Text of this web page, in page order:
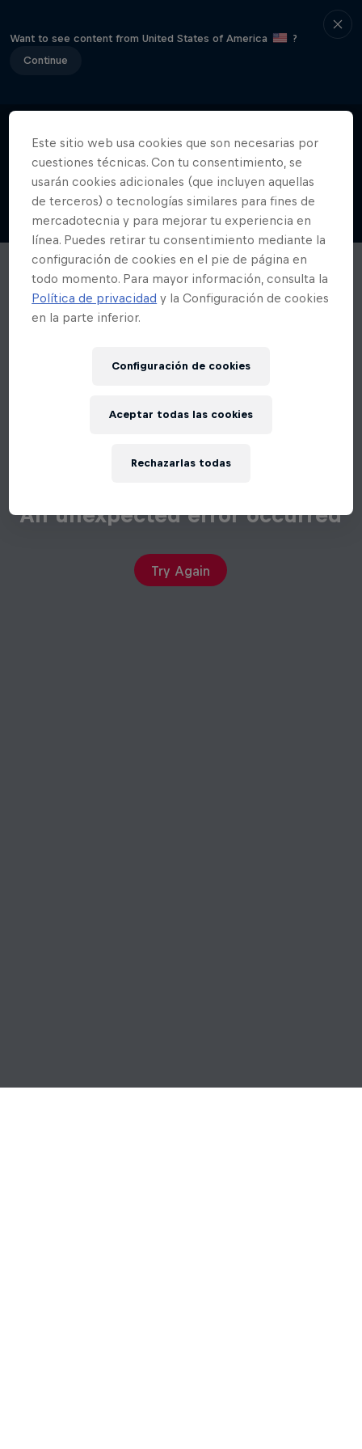
Want to see content from United States of America
?
Continue
An unexpected error occurred
Try Again
Este sitio web usa cookies que son necesarias por
cuestiones técnicas. Con tu consentimiento, se
usarán cookies adicionales (que incluyen aquellas
de terceros) o tecnologías similares para fines de
mercadotecnia y para mejorar tu experiencia en
línea. Puedes retirar tu consentimiento mediante la
configuración de cookies en el pie de página en
todo momento. Para mayor información, consulta la
Política de privacidad y la Configuración de cookies
en la parte inferior.
Configuración de cookies
Rechazarlas todas
Aceptar todas las cookies